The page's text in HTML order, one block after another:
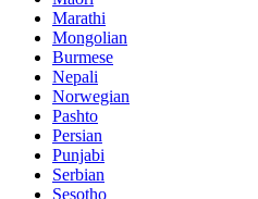
Marathi
Mongolian
Burmese
Nepali
Norwegian
Pashto
Persian
Punjabi
Serbian
Sesotho